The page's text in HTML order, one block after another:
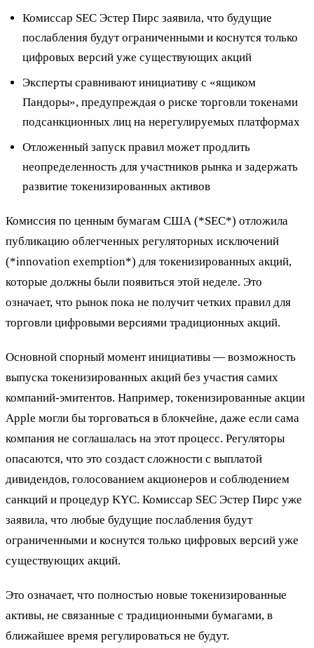
Комиссар SEC Эстер Пирс заявила, что будущие
послабления будут ограниченными и коснутся только
цифровых версий уже существующих акций
Эксперты сравнивают инициативу с «ящиком
Пандоры», предупреждая о риске торговли токенами
подсанкционных лиц на нерегулируемых платформах
Отложенный запуск правил может продлить
неопределенность для участников рынка и задержать
развитие токенизированных активов
Комиссия по ценным бумагам США (*SEC*) отложила
публикацию облегченных регуляторных исключений
(*innovation exemption*) для токенизированных акций,
которые должны были появиться этой неделе. Это
означает, что рынок пока не получит четких правил для
торговли цифровыми версиями традиционных акций.
Основной спорный момент инициативы — возможность
выпуска токенизированных акций без участия самих
компаний-эмитентов. Например, токенизированные акции
Apple могли бы торговаться в блокчейне, даже если сама
компания не соглашалась на этот процесс. Регуляторы
опасаются, что это создаст сложности с выплатой
дивидендов, голосованием акционеров и соблюдением
санкций и процедур KYC. Комиссар SEC Эстер Пирс уже
заявила, что любые будущие послабления будут
ограниченными и коснутся только цифровых версий уже
существующих акций.
Это означает, что полностью новые токенизированные
активы, не связанные с традиционными бумагами, в
ближайшее время регулироваться не будут.